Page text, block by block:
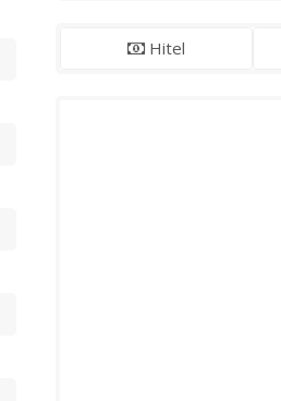
Hitel